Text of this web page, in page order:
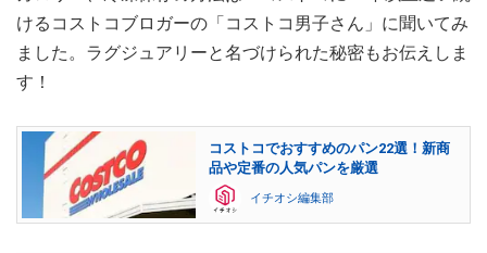
けるコストコブロガーの「コストコ男子さん」に聞いてみ
ました。ラグジュアリーと名づけられた秘密もお伝えしま
す！
コストコでおすすめのパン22選！新商
品や定番の人気パンを厳選
イチオシ編集部